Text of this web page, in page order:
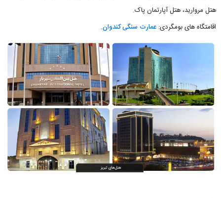
هتل مروارید، هتل آپارتمان پاک.
اقامتگاه های بومگردی: عمارت سنگی کندوان.